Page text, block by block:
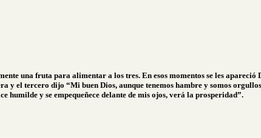
una fruta para alimentar a los tres. En esos momentos se les
el tercero dijo “Mi buen Dios, aunque tenemos hambre y somos
humilde y se empequeñece delante de mis ojos, verá la prosperidad”.